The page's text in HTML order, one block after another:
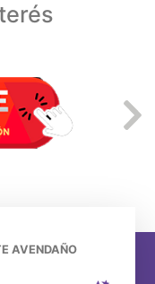
AVENDAÑO